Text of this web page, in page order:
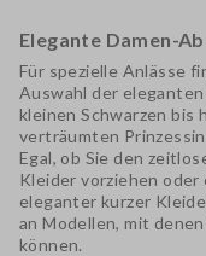
Elegante Damen-
Für spezielle Anlässe
Auswahl der
kleinen Schwarzen bis
verträumten
Egal, ob Sie den
Kleider vorziehen oder
eleganter kurzer
an Modellen, mit
können.